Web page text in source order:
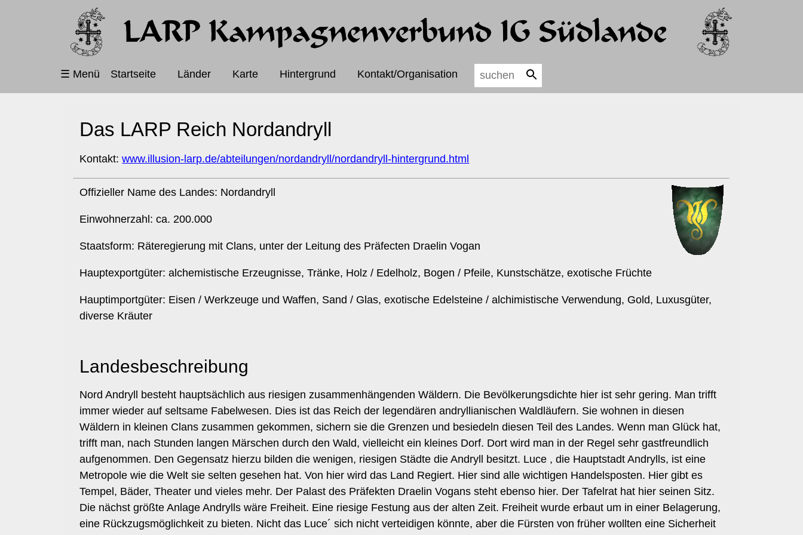
☰ MenüNavigation
überspringen
Startseite Länder Karte Hintergrund Kontakt/Organisation
Das LARP Reich Nordandryll
Kontakt:www.illusion-larp.de/abteilungen/nordandryll/nordandryll-hintergrund.html
Offizieller Name des Landes: Nordandryll
Einwohnerzahl: ca. 200.000
Staatsform: Räteregierung mit Clans, unter der Leitung des Präfecten Draelin Vogan
Hauptexportgüter: alchemistische Erzeugnisse, Tränke, Holz / Edelholz, Bogen / Pfeile, Kunstschätze, exotische Früchte
Hauptimportgüter: Eisen / Werkzeuge und Waffen, Sand / Glas, exotische Edelsteine / alchimistische Verwendung, Gold, Luxusgüter,
diverse Kräuter
Landesbeschreibung
Nord Andryll besteht hauptsächlich aus riesigen zusammenhängenden Wäldern. Die Bevölkerungsdichte hier ist sehr gering. Man trifft
immer wieder auf seltsame Fabelwesen. Dies ist das Reich der legendären andryllianischen Waldläufern. Sie wohnen in diesen
Wäldern in kleinen Clans zusammen gekommen, sichern sie die Grenzen und besiedeln diesen Teil des Landes. Wenn man Glück hat,
trifft man, nach Stunden langen Märschen durch den Wald, vielleicht ein kleines Dorf. Dort wird man in der Regel sehr gastfreundlich
aufgenommen. Den Gegensatz hierzu bilden die wenigen, riesigen Städte die Andryll besitzt. Luce , die Hauptstadt Andrylls, ist eine
Metropole wie die Welt sie selten gesehen hat. Von hier wird das Land Regiert. Hier sind alle wichtigen Handelsposten. Hier gibt es
Tempel, Bäder, Theater und vieles mehr. Der Palast des Präfekten Draelin Vogans steht ebenso hier. Der Tafelrat hat hier seinen Sitz.
Die nächst größte Anlage Andrylls wäre Freiheit. Eine riesige Festung aus der alten Zeit. Freiheit wurde erbaut um in einer Belagerung,
eine Rückzugsmöglichkeit zu bieten. Nicht das Luce´ sich nicht verteidigen könnte, aber die Fürsten von früher wollten eine Sicherheit